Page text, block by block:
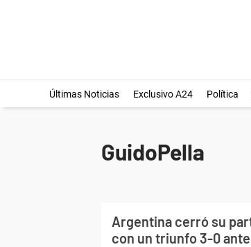
Últimas Noticias Exclusivo A24 Política
GuidoPella
Argentina cerró su
con un triunfo 3-0